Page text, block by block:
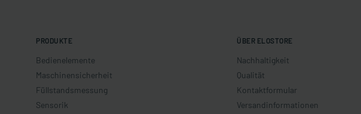
PRODUKTE
Bedienelemente
Maschinensicherheit
Füllstandsmessung
Sensorik
ÜBER ELOSTORE
Nachhaltigkeit
Qualität
Kontaktformular
Versandinformationen